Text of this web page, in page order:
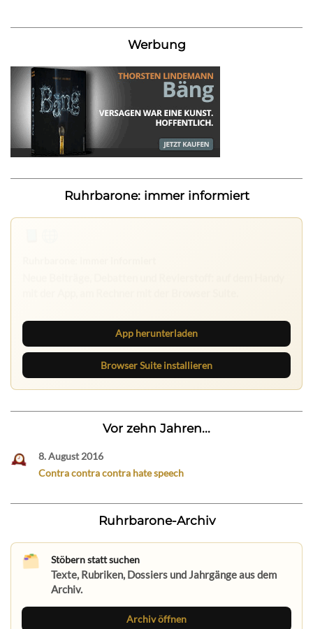
Werbung
Ruhrbarone: immer informiert
App herunterladen
Browser Suite installieren
Vor zehn Jahren...
8. August 2016
Contra contra contra hate speech
Ruhrbarone-Archiv
Stöbern statt suchen
Texte, Rubriken, Dossiers und Jahrgänge aus dem
Archiv.
Archiv öffnen